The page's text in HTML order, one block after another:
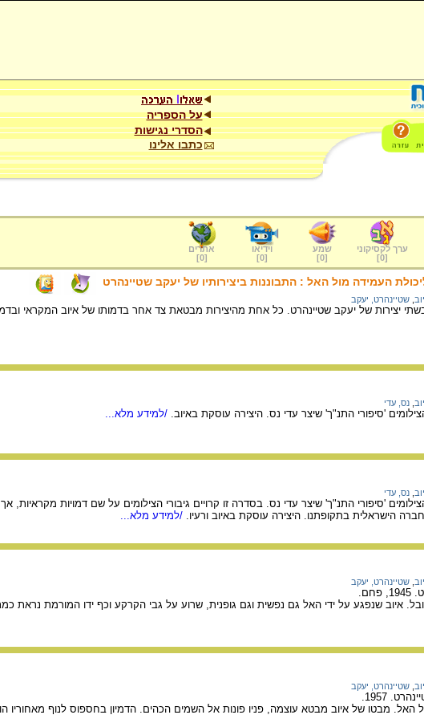
על הספריה
הסדרי נגישות
כתבו אלינו
ערך לקסיקוני
[
0
]
שמע
[
0
]
וידיאו
[
0
]
אתרים
[
0
]
העמידה מול האל : התבוננות ביצירותיו של יעקב שטיינהרט
שטיינהרט, יעקב
בשתי יצירות של יעקב שטיינהרט. כל אחת מהיצירות מבטאת צד אחר בדמותו של איוב המקראי
נס, עדי
'סיפורי התנ"ך' שיצר עדי נס. היצירה עוסקת באיוב. /למידע מלא...
נס, עדי
'סיפורי התנ"ך' שיצר עדי נס. בסדרה זו קרויים גיבורי הצילומים על שם דמויות מקראיות,
הישראלית בתקופתנו. היצירה עוסקת באיוב ורעיו. /למידע מלא...
שטיינהרט, יעקב
איוב שנפגע על ידי האל גם נפשית וגם גופנית, שרוע על גבי הקרקע וכף ידו המורמת נראת
שטיינהרט, יעקב
1957.
האל. מבטו של איוב מבטא עוצמה, פניו פונות אל השמים הכהים. הדמיון בחספוס לנוף מאחוריו